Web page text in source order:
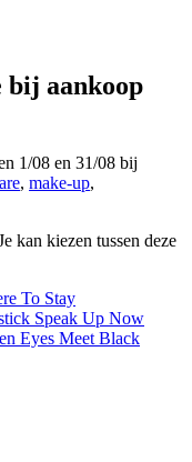
bij aankoop
1/08 en 31/08 bij
, make-up,
kan kiezen tussen deze
To Stay
Speak Up Now
Eyes Meet Black